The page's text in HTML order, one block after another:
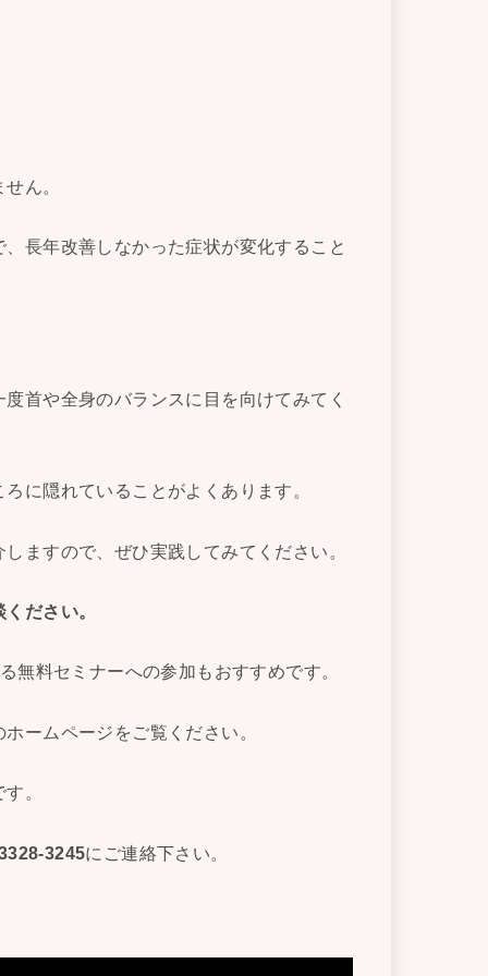
ん。
長年改善しなかった症状が変化すること
首や全身のバランスに目を向けてみてく
に隠れていることがよくあります。
ますので、ぜひ実践してみてください。
ださい。
無料セミナーへの参加もおすすめです。
ームページをご覧ください。
。
3245にご連絡下さい。